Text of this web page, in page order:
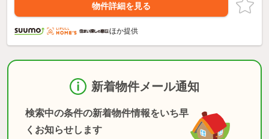
物件詳細を見る
ほか提供
新着物件メール通知
検索中の条件の新着物件情報をいち早
くお知らせします